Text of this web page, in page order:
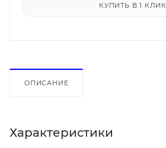
КУПИТЬ В 1 КЛИК
ОПИСАНИЕ
Характеристики